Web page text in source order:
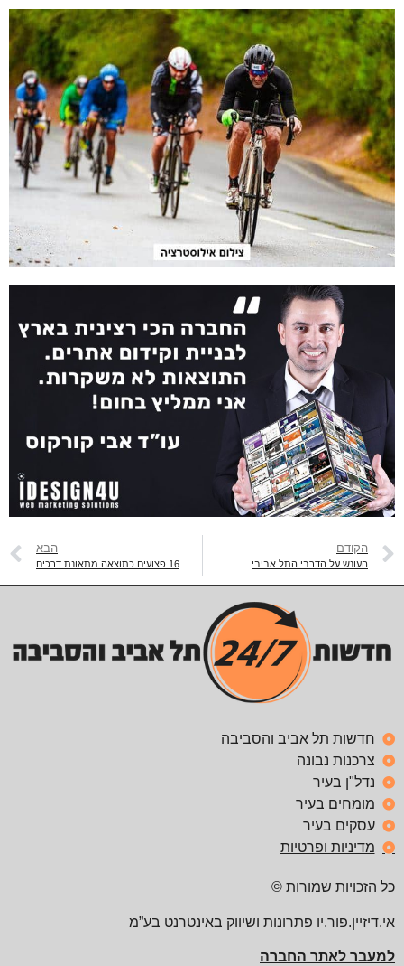
הקודם
העונש על הדרבי התל אביבי
הבא
16 פצועים כתוצאה מתאונת דרכים
חדשות תל אביב והסביבה
צרכנות נבונה
נדל"ן בעיר
מומחים בעיר
עסקים בעיר
מדיניות ופרטיות
כל הזכויות שמורות ©
אי.דיזיין.פור.יו פתרונות ושיווק באינטרנט בע”מ
למעבר לאתר החברה